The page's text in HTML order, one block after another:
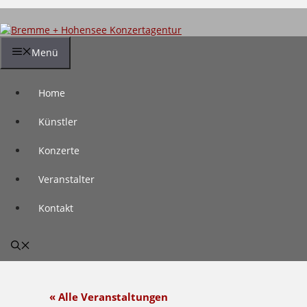
Inhalt
springen
Menü
Home
Künstler
Konzerte
Veranstalter
Kontakt
« Alle Veranstaltungen